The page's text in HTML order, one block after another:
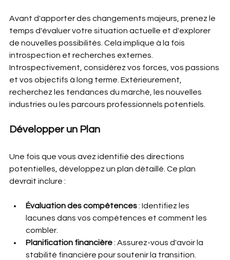
Avant d'apporter des changements majeurs, prenez le
temps d'évaluer votre situation actuelle et d'explorer
de nouvelles possibilités. Cela implique à la fois
introspection et recherches externes.
Introspectivement, considérez vos forces, vos passions
et vos objectifs à long terme. Extérieurement,
recherchez les tendances du marché, les nouvelles
industries ou les parcours professionnels potentiels.
Développer un Plan
Une fois que vous avez identifié des directions
potentielles, développez un plan détaillé. Ce plan
devrait inclure :
Évaluation des compétences : Identifiez les
lacunes dans vos compétences et comment les
combler.
Planification financière : Assurez-vous d'avoir la
stabilité financière pour soutenir la transition.